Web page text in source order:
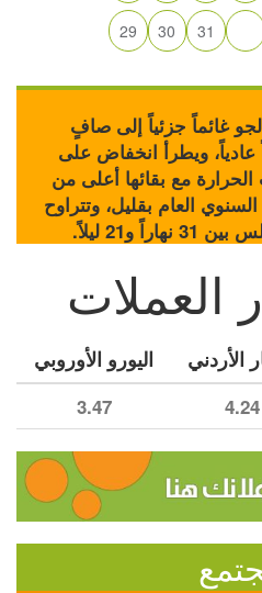
29 30 31
غائماً جزئياً إلى صافٍ
عادياً، ويطرأ انخفاض على
مع بقائها أعلى من
العام بقليل، وتتراوح
و21 ليلاً.
العملات
الأردني اليورو الأوروبي
4.24
3.47